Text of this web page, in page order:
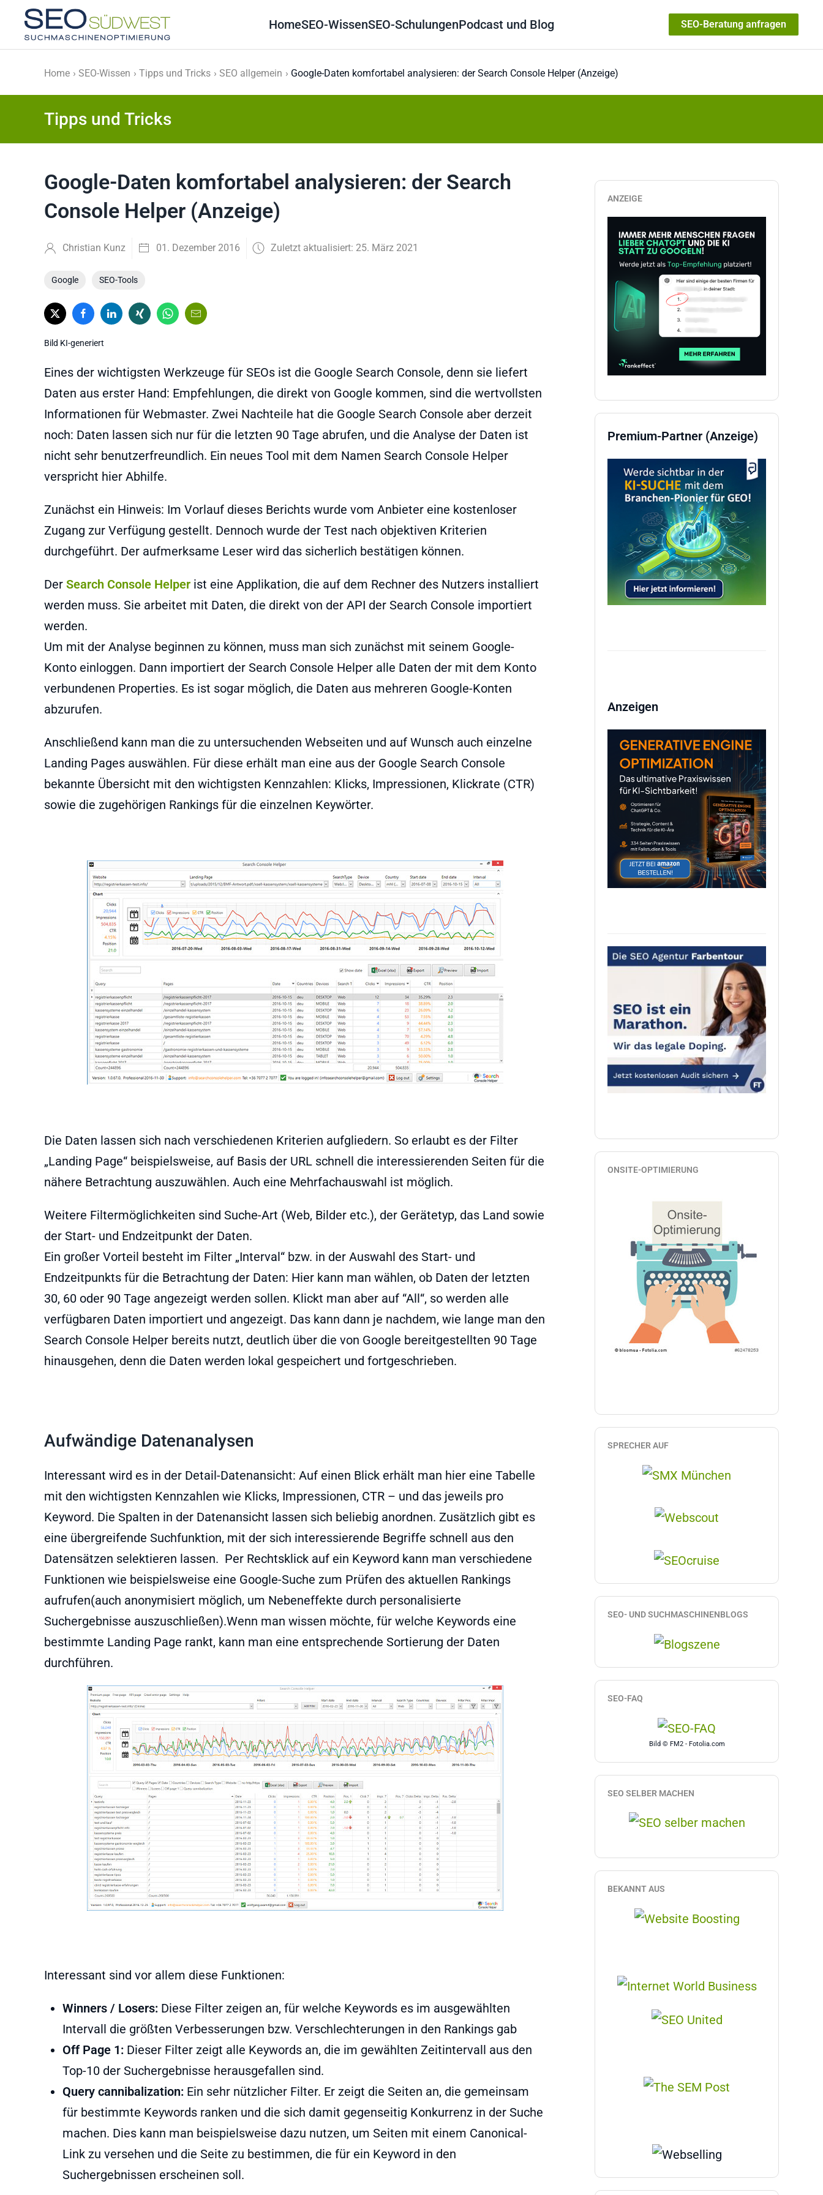
Skip to main content
HomeSEO-WissenSEO-SchulungenPodcast und Blog SEO-Beratung anfragen
Home SEO-Wissen Tipps und Tricks SEO allgemein Google-Daten komfortabel analysieren: der Search Console Helper (Anzeige)
Tipps und Tricks
Google-Daten komfortabel analysieren: der Search
Console Helper (Anzeige)
Christian Kunz 01. Dezember 2016 Zuletzt aktualisiert: 25. März 2021
Google SEO-Tools
Bild KI-generiert
Eines der wichtigsten Werkzeuge für SEOs ist die Google Search Console, denn sie liefert
Daten aus erster Hand: Empfehlungen, die direkt von Google kommen, sind die wertvollsten
Informationen für Webmaster. Zwei Nachteile hat die Google Search Console aber derzeit
noch: Daten lassen sich nur für die letzten 90 Tage abrufen, und die Analyse der Daten ist
nicht sehr benutzerfreundlich. Ein neues Tool mit dem Namen Search Console Helper
verspricht hier Abhilfe.
Zunächst ein Hinweis: Im Vorlauf dieses Berichts wurde vom Anbieter eine kostenloser
Zugang zur Verfügung gestellt. Dennoch wurde der Test nach objektiven Kriterien
durchgeführt. Der aufmerksame Leser wird das sicherlich bestätigen können.
Der Search Console Helper ist eine Applikation, die auf dem Rechner des Nutzers installiert
werden muss. Sie arbeitet mit Daten, die direkt von der API der Search Console importiert
werden.
Um mit der Analyse beginnen zu können, muss man sich zunächst mit seinem Google-
Konto einloggen. Dann importiert der Search Console Helper alle Daten der mit dem Konto
verbundenen Properties. Es ist sogar möglich, die Daten aus mehreren Google-Konten
abzurufen.
Anschließend kann man die zu untersuchenden Webseiten und auf Wunsch auch einzelne
Landing Pages auswählen. Für diese erhält man eine aus der Google Search Console
bekannte Übersicht mit den wichtigsten Kennzahlen: Klicks, Impressionen, Klickrate (CTR)
sowie die zugehörigen Rankings für die einzelnen Keywörter.
Die Daten lassen sich nach verschiedenen Kriterien aufgliedern. So erlaubt es der Filter
„Landing Page“ beispielsweise, auf Basis der URL schnell die interessierenden Seiten für die
nähere Betrachtung auszuwählen. Auch eine Mehrfachauswahl ist möglich.
Weitere Filtermöglichkeiten sind Suche-Art (Web, Bilder etc.), der Gerätetyp, das Land sowie
der Start- und Endzeitpunkt der Daten.
Ein großer Vorteil besteht im Filter „Interval“ bzw. in der Auswahl des Start- und
Endzeitpunkts für die Betrachtung der Daten: Hier kann man wählen, ob Daten der letzten
30, 60 oder 90 Tage angezeigt werden sollen. Klickt man aber auf “All“, so werden alle
verfügbaren Daten importiert und angezeigt. Das kann dann je nachdem, wie lange man den
Search Console Helper bereits nutzt, deutlich über die von Google bereitgestellten 90 Tage
hinausgehen, denn die Daten werden lokal gespeichert und fortgeschrieben.
Aufwändige Datenanalysen
Interessant wird es in der Detail-Datenansicht: Auf einen Blick erhält man hier eine Tabelle
mit den wichtigsten Kennzahlen wie Klicks, Impressionen, CTR – und das jeweils pro
Keyword. Die Spalten in der Datenansicht lassen sich beliebig anordnen. Zusätzlich gibt es
eine übergreifende Suchfunktion, mit der sich interessierende Begriffe schnell aus den
Datensätzen selektieren lassen. Per Rechtsklick auf ein Keyword kann man verschiedene
Funktionen wie beispielsweise eine Google-Suche zum Prüfen des aktuellen Rankings
aufrufen(auch anonymisiert möglich, um Nebeneffekte durch personalisierte
Suchergebnisse auszuschließen).Wenn man wissen möchte, für welche Keywords eine
bestimmte Landing Page rankt, kann man eine entsprechende Sortierung der Daten
durchführen.
Interessant sind vor allem diese Funktionen:
Winners / Losers: Diese Filter zeigen an, für welche Keywords es im ausgewählten
Intervall die größten Verbesserungen bzw. Verschlechterungen in den Rankings gab
Off Page 1: Dieser Filter zeigt alle Keywords an, die im gewählten Zeitintervall aus den
Top-10 der Suchergebnisse herausgefallen sind.
Query cannibalization: Ein sehr nützlicher Filter. Er zeigt die Seiten an, die gemeinsam
für bestimmte Keywords ranken und die sich damit gegenseitig Konkurrenz in der Suche
machen. Dies kann man beispielsweise dazu nutzen, um Seiten mit einem Canonical-
Link zu versehen und die Seite zu bestimmen, die für ein Keyword in den
Suchergebnissen erscheinen soll.
ANZEIGE
Premium-Partner (Anzeige)
Anzeigen
ONSITE-OPTIMIERUNG
SPRECHER AUF
SEO- UND SUCHMASCHINENBLOGS
SEO-FAQ
Bild © FM2 - Fotolia.com
SEO SELBER MACHEN
BEKANNT AUS